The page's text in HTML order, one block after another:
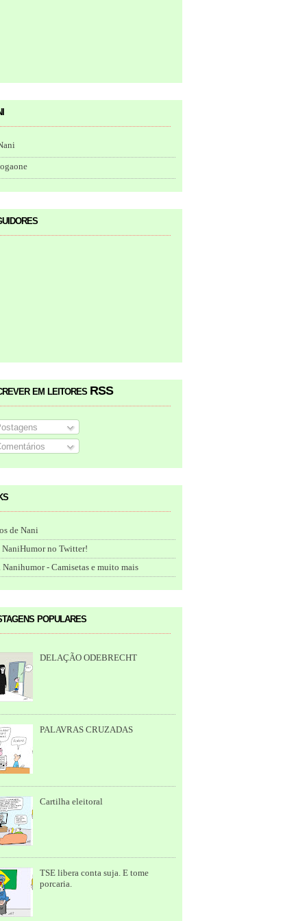
em leitores RSS
de Nani
NaniHumor no Twitter!
- Camisetas e muito mais
populares
DELAÇÃO ODEBRECHT
PALAVRAS CRUZADAS
Cartilha eleitoral
TSE libera conta suja. E tome
porcaria.